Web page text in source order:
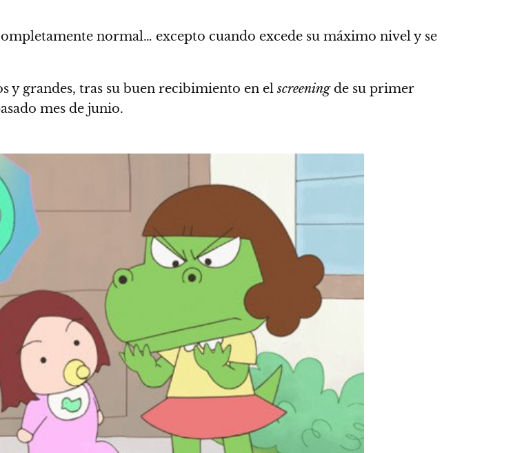
normal… excepto cuando excede su máximo nivel y se
y grandes, tras su buen recibimiento en elscreeningde su primer
mes de junio.